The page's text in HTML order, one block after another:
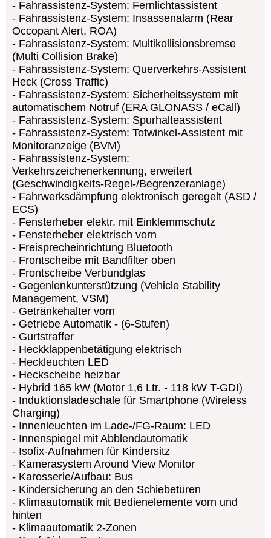
Fahrassistenz-System: Fernlichtassistent
Fahrassistenz-System: Insassenalarm (Rear
Occopant Alert, ROA)
Fahrassistenz-System: Multikollisionsbremse
(Multi Collision Brake)
Fahrassistenz-System: Querverkehrs-Assistent
Heck (Cross Traffic)
Fahrassistenz-System: Sicherheitssystem mit
automatischem Notruf (ERA GLONASS / eCall)
Fahrassistenz-System: Spurhalteassistent
Fahrassistenz-System: Totwinkel-Assistent mit
Monitoranzeige (BVM)
Fahrassistenz-System:
Verkehrszeichenerkennung, erweitert
(Geschwindigkeits-Regel-/Begrenzeranlage)
Fahrwerksdämpfung elektronisch geregelt (ASD /
ECS)
Fensterheber elektr. mit Einklemmschutz
Fensterheber elektrisch vorn
Freisprecheinrichtung Bluetooth
Frontscheibe mit Bandfilter oben
Frontscheibe Verbundglas
Gegenlenkunterstützung (Vehicle Stability
Management, VSM)
Getränkehalter vorn
Getriebe Automatik - (6-Stufen)
Gurtstraffer
Heckklappenbetätigung elektrisch
Heckleuchten LED
Heckscheibe heizbar
Hybrid 165 kW (Motor 1,6 Ltr. - 118 kW T-GDI)
Induktionsladeschale für Smartphone (Wireless
Charging)
Innenleuchten im Lade-/FG-Raum: LED
Innenspiegel mit Abblendautomatik
Isofix-Aufnahmen für Kindersitz
Kamerasystem Around View Monitor
Karosserie/Aufbau: Bus
Kindersicherung an den Schiebetüren
Klimaautomatik mit Bedienelemente vorn und
hinten
Klimaautomatik 2-Zonen